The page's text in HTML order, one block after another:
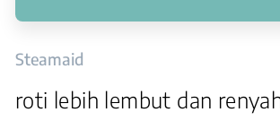
Steamaid
roti lebih lembut dan